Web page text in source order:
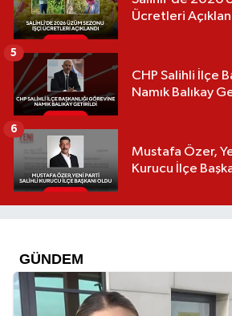
Ücretleri
CHP Salihli İlçe
Namık Balıkay
5
Mustafa Özer,
Kurucu İlçe
6